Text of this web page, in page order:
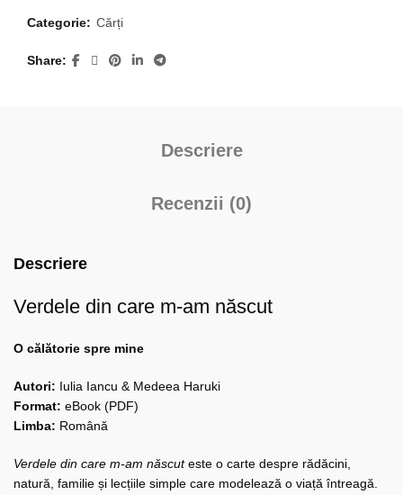
Categorie: Cărți
Share
Descriere
Recenzii (0)
Descriere
Verdele din care m-am născut
O călătorie spre mine
Autori: Iulia Iancu & Medeea Haruki
Format: eBook (PDF)
Limba: Română
Verdele din care m-am născuteste o carte despre rădăcini,
natură, familie și lecțiile simple care modelează o viață întreagă.